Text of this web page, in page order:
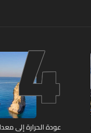
4
عودة الحرارة إلى